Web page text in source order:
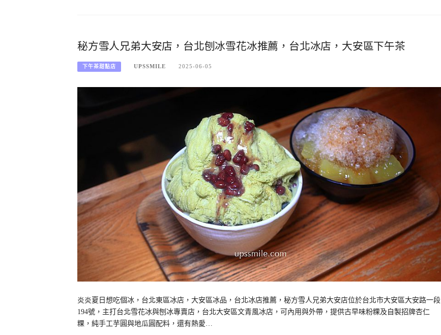
秘方雪人兄弟大安店，台北刨冰雪花冰推薦，台北冰店，大安區下午茶
下午茶甜點店 UPSSMILE 2025-06-05
炎炎夏日想吃個冰，台北東區冰店，大安區冰品，台北冰店推薦，秘方雪人兄弟大安店位於台北市大安區大安路一段
194號，主打台北雪花冰與刨冰專賣店，台北大安區文青風冰店，可內用與外帶，提供古早味粉粿及自製招牌杏仁
粿，純手工芋圓與地瓜圓配料，還有熱愛…